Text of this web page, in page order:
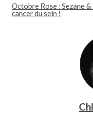
Octobre Rose : Sezane
cancer du sein !